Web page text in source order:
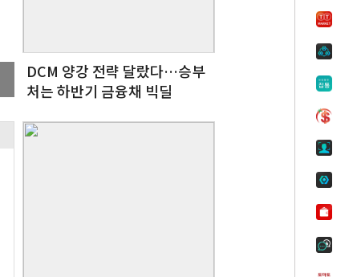
DCM 양강 전략 달랐다…승부
처는 하반기 금융채 빅딜